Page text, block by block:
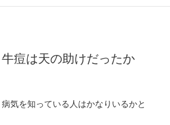
痘は天の助けだったか
気を知っている人はかなりいるかと